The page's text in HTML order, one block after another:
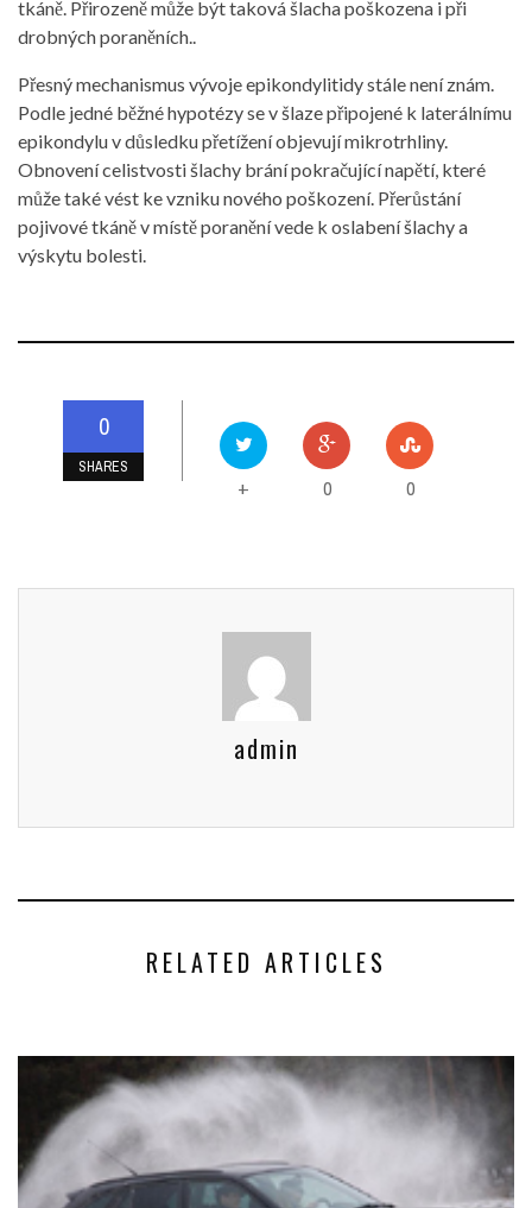
tkáně. Přirozeně může být taková šlacha poškozena i při
drobných poraněních..
Přesný mechanismus vývoje epikondylitidy stále není znám.
Podle jedné běžné hypotézy se v šlaze připojené k laterálnímu
epikondylu v důsledku přetížení objevují mikrotrhliny.
Obnovení celistvosti šlachy brání pokračující napětí, které
může také vést ke vzniku nového poškození. Přerůstání
pojivové tkáně v místě poranění vede k oslabení šlachy a
výskytu bolesti.
0
SHARES
+ 0 0
admin
RELATED ARTICLES